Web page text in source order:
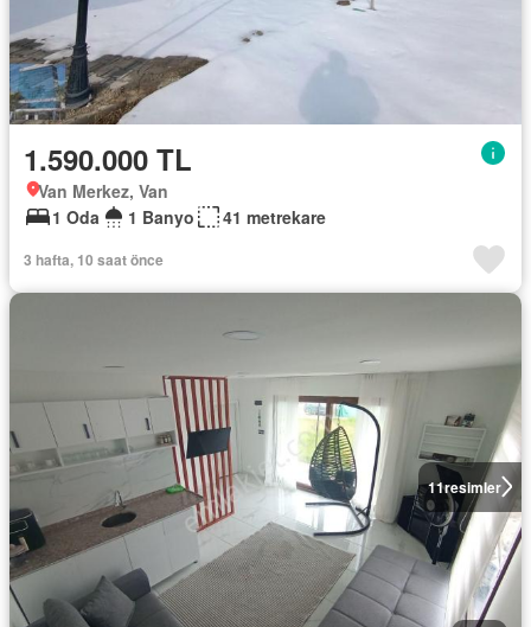
1.590.000 TL
Van Merkez, Van
1 Oda
1 Banyo 41 metrekare
3 hafta, 10 saat önce
11resimler